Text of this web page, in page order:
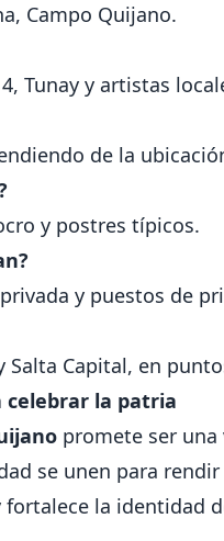
Campo Quijano.
Tunay y artistas
de la
y postres típicos.
y puestos de
Salta Capital, en
celebrar la patria
promete ser
se unen para
la identidad